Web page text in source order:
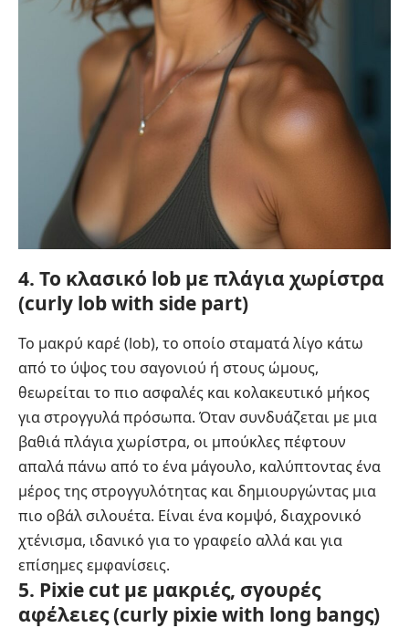
4. Το κλασικό lob με πλάγια χωρίστρα
(curly lob with side part)
Το μακρύ καρέ (lob), το οποίο σταματά λίγο κάτω
από το ύψος του σαγονιού ή στους ώμους,
θεωρείται το πιο ασφαλές και κολακευτικό μήκος
για στρογγυλά πρόσωπα. Όταν συνδυάζεται με μια
βαθιά πλάγια χωρίστρα, οι μπούκλες πέφτουν
απαλά πάνω από το ένα μάγουλο, καλύπτοντας ένα
μέρος της στρογγυλότητας και δημιουργώντας μια
πιο οβάλ σιλουέτα. Είναι ένα κομψό, διαχρονικό
χτένισμα, ιδανικό για το γραφείο αλλά και για
επίσημες εμφανίσεις.
5. Pixie cut με μακριές, σγουρές
αφέλειες (curly pixie with long bangς)